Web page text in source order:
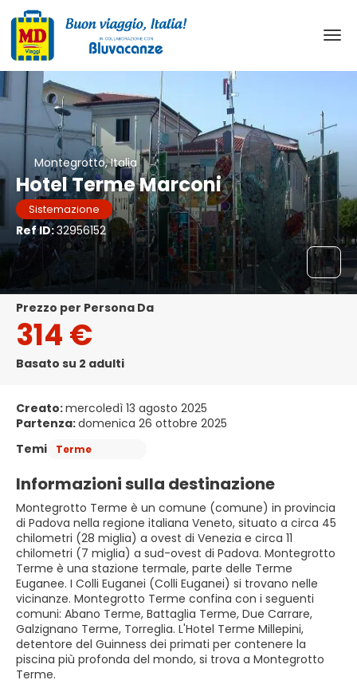
Montegrotto, Italia
Hotel Terme Marconi
Sistemazione
Ref ID:32956152
Prezzo per Persona Da
314 €
Basato su 2 adulti
Creato:mercoledì 13 agosto 2025
Partenza:domenica 26 ottobre 2025
Temi
Terme
Informazioni sulla destinazione
Montegrotto Terme è un comune (comune) in provincia
di Padova nella regione italiana Veneto, situato a circa 45
chilometri (28 miglia) a ovest di Venezia e circa 11
chilometri (7 miglia) a sud-ovest di Padova. Montegrotto
Terme è una stazione termale, parte delle Terme
Euganee. I Colli Euganei (Colli Euganei) si trovano nelle
vicinanze. Montegrotto Terme confina con i seguenti
comuni: Abano Terme, Battaglia Terme, Due Carrare,
Galzignano Terme, Torreglia. L'Hotel Terme Millepini,
detentore del Guinness dei primati per contenere la
piscina più profonda del mondo, si trova a Montegrotto
Terme.